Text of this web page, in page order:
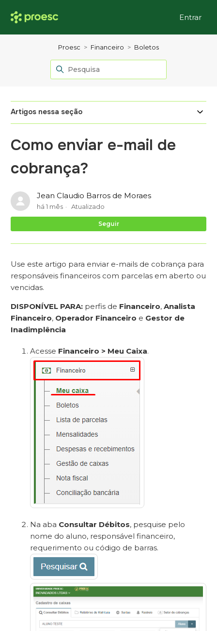
Entrar
Proesc Financeiro Boletos
Artigos nessa seção
Como enviar e-mail de
cobrança?
Jean Claudio Barros de Moraes
há 1 mês Atualizado
Seguir
Use este artigo para enviar e-mails de cobrança para
responsáveis financeiros com parcelas em aberto ou
vencidas.
DISPONÍVEL PARA: perfis de Financeiro,Analista
Financeiro, Operador Financeiro e Gestor de
Inadimplência
Acesse Financeiro > Meu Caixa.
Na aba Consultar Débitos, pesquise pelo
nome do aluno, responsável financeiro,
requerimento ou código de barras.